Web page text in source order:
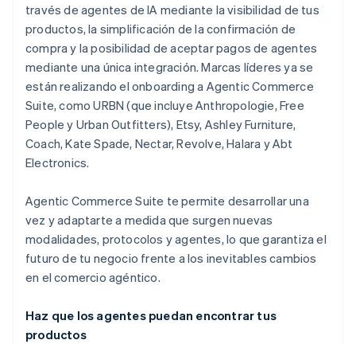
través de agentes de IA mediante la visibilidad de tus
productos, la simplificación de la confirmación de
compra y la posibilidad de aceptar pagos de agentes
mediante una única integración. Marcas líderes ya se
están realizando el onboarding a Agentic Commerce
Suite, como URBN (que incluye Anthropologie, Free
People y Urban Outfitters), Etsy, Ashley Furniture,
Coach, Kate Spade, Nectar, Revolve, Halara y Abt
Electronics.
Agentic Commerce Suite te permite desarrollar una
vez y adaptarte a medida que surgen nuevas
modalidades, protocolos y agentes, lo que garantiza el
futuro de tu negocio frente a los inevitables cambios
en el comercio agéntico.
Haz que los agentes puedan encontrar tus
productos